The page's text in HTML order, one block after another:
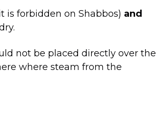
is forbidden on Shabbos) and
not be placed directly over the
where steam from the